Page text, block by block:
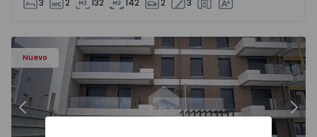
3 2 132 142 2 3
Nuevo
Anterior